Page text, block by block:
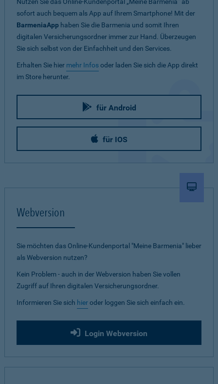
sofort auch bequem als App auf Ihrem Smartphone! Mit der
BarmeniaApp haben Sie die Barmenia und somit Ihren
digitalen Versicherungsordner immer zur Hand. Überzeugen
Sie sich selbst von der Einfachheit und den Services.
Erhalten Sie hier mehr Infosoder laden Sie sich die App direkt
im Store herunter.
für Android
für IOS
Webversion
Sie möchten das Online-Kundenportal "Meine Barmenia" lieber
als Webversion nutzen?
Kein Problem - auch in der Webversion haben Sie vollen
Zugriff auf Ihren digitalen Versicherungsordner.
Informieren Sie sich hieroder loggen Sie sich einfach ein.
Login Webversion